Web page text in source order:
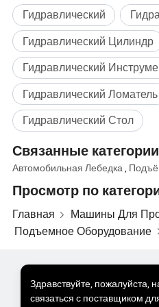
Гидравлический
Гидравлический Цилиндр
Гидравлический
Гидравлический Ломатель
Гидравлический Стол
Связанные категории
Автомобильная Лебедка,
Просмотр по
Главная
Машины Для
Подъемное Оборудование
Здравствуйте, пожалуйста,
связаться с поставщиком
Оптом Горячие Товары